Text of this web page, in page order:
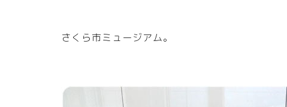
さくら市ミュージアム。